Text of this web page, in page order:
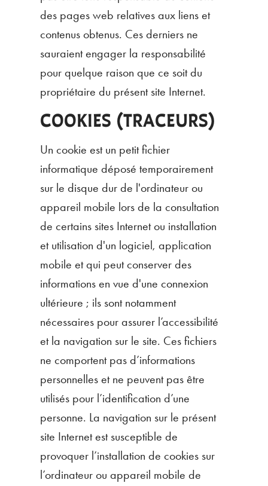
des pages web relatives aux liens et
contenus obtenus. Ces derniers ne
sauraient engager la responsabilité
pour quelque raison que ce soit du
propriétaire du présent site Internet.
COOKIES (TRACEURS)
Un cookie est un petit fichier
informatique déposé temporairement
sur le disque dur de l'ordinateur ou
appareil mobile lors de la consultation
de certains sites Internet ou installation
et utilisation d'un logiciel, application
mobile et qui peut conserver des
informations en vue d'une connexion
ultérieure ; ils sont notamment
nécessaires pour assurer l’accessibilité
et la navigation sur le site. Ces fichiers
ne comportent pas d’informations
personnelles et ne peuvent pas être
utilisés pour l’identification d’une
personne. La navigation sur le présent
site Internet est susceptible de
provoquer l’installation de cookies sur
l’ordinateur ou appareil mobile de